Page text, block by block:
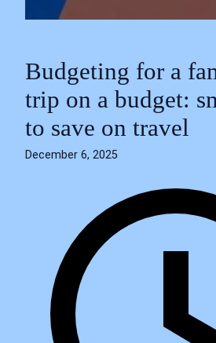
Budgeting for a
trip on a budget:
to save on travel
December 6, 2025